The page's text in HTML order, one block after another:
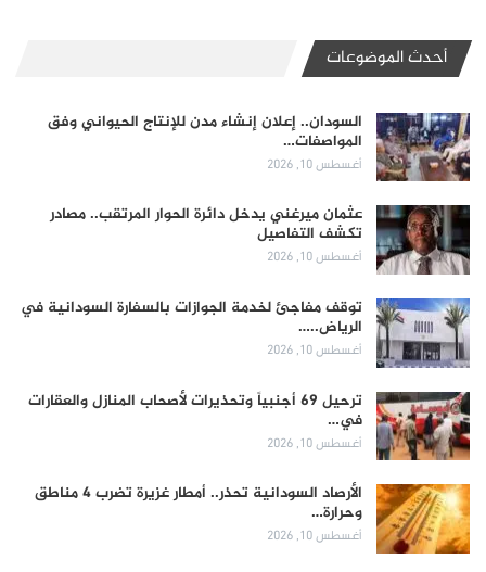
أحدث الموضوعات
السودان.. إعلان إنشاء مدن للإنتاج الحيواني وفق
المواصفات…
أغسطس 10, 2026
عثمان ميرغني يدخل دائرة الحوار المرتقب.. مصادر
تكشف التفاصيل
أغسطس 10, 2026
توقف مفاجئ لخدمة الجوازات بالسفارة السودانية في
الرياض..…
أغسطس 10, 2026
ترحيل 69 أجنبياً وتحذيرات لأصحاب المنازل والعقارات
في…
أغسطس 10, 2026
الأرصاد السودانية تحذر.. أمطار غزيرة تضرب 4 مناطق
وحرارة…
أغسطس 10, 2026